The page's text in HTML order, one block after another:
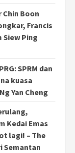
Chin Boon
Francis
Siew Ping
SPRM dan
kuasa
Yan Cheng
Kedai Emas
lagi! – The
Semantan